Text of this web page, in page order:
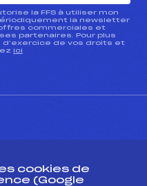
la FFS à utiliser mon
la newsletter
commerciales et
partenaires. Pour plus
d’exercice de vos droits et
ici
cookies de
(Google